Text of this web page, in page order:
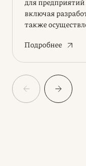
включая
также
корпоративного
Подробнее